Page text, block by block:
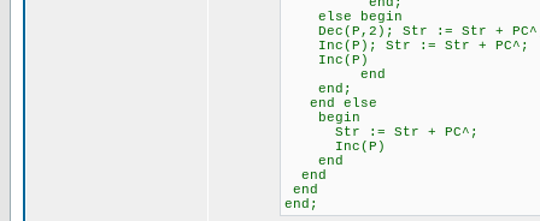
else begin \\
Dec(P,2); Str := Str +
Inc(P); Str := Str + PC^;
Inc(P)
end
end;
end else \\ Если
begin
Str := Str + PC^;
Inc(P)
end
end
end
end;